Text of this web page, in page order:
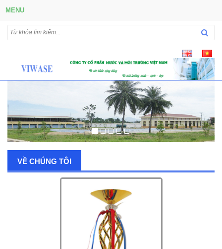
MENU
VỀ CHÚNG TÔI